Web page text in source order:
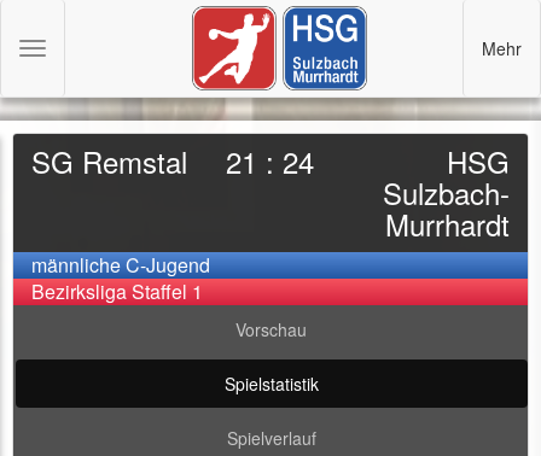
SG Remstal 21 : 24 HSG
Sulzbach-
Murrhardt
männliche C-Jugend
Bezirksliga Staffel 1
Vorschau
Spielstatistik
Spielverlauf
Toggle
Mehr